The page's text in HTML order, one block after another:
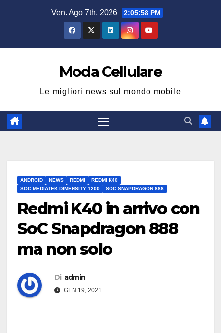
Ven. Ago 7th, 2026 2:05:59 PM
Moda Cellulare
Le migliori news sul mondo mobile
ANDROID NEWS REDMI
REDMI K40
SOC MEDIATEK DIMENSITY 1200
SOC SNAPDRAGON 888
Redmi K40 in arrivo con
SoC Snapdragon 888
ma non solo
Di admin
GEN 19, 2021